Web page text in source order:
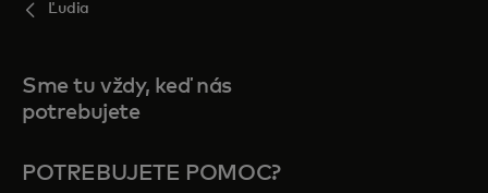
Ľudia
Sme tu vždy, keď nás
potrebujete
POTREBUJETE POMOC?